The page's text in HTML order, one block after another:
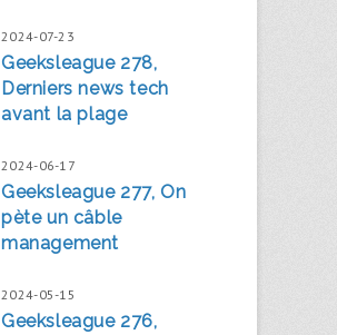
2024-07-23
Geeksleague 278,
Derniers news tech
avant la plage
2024-06-17
Geeksleague 277, On
pète un câble
management
2024-05-15
Geeksleague 276,